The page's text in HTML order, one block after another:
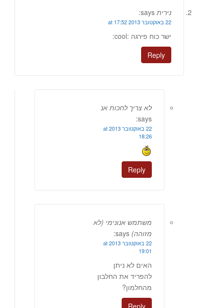
נירית says:
22 באוקטובר 2013 at 17:52
ישר כוח פירגה :cool:
Reply
לא צריך לחכות אנ
says:
22 באוקטובר 2013 at
18:26
Reply
משתמש אנונימי (לא
מזוהה) says:
22 באוקטובר 2013 at
19:01
האים לא ניתן
להפריד את החלבון
מהחלמון?